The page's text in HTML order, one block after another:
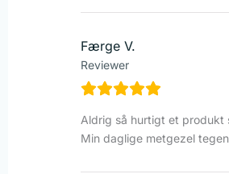
Færge V.
Reviewer
Aldrig så hurtigt et produkt
Min daglige metgezel